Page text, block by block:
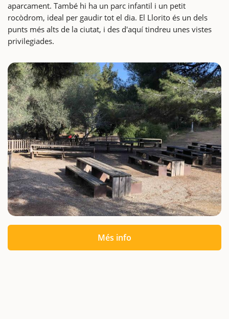
aparcament. També hi ha un parc infantil i un petit
rocòdrom, ideal per gaudir tot el dia. El Llorito és un dels
punts més alts de la ciutat, i des d'aquí tindreu unes vistes
privilegiades.
Més info